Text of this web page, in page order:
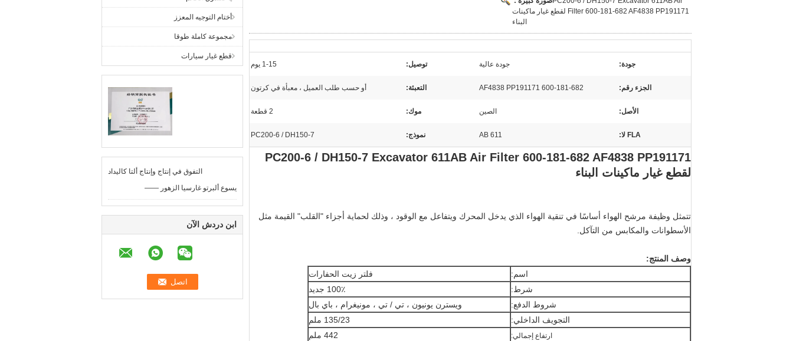
أختام التوجيه المعزز
مجموعة كاملة طوقا
قطع غيار سيارات
التفوق في إنتاج وإنتاج ألتا كاليداد
—— يسوع ألبرتو غارسيا الزهور
ابن دردش الآن
Filter 600-181-682 AF4838 PP191171 لقطع غيار ماكينات
البناء
جودة: جودة عالية توصيل: 1-15 يوم
الجزء رقم: 600-181-682 AF4838 PP191171 التعبئة: أو حسب طلب العميل ، معبأة في كرتون
الأصل: الصين موك: 2 قطعة
FLA لا: 611 AB نموذج: PC200-6 / DH150-7
PC200-6 / DH150-7 Excavator 611AB Air Filter 600-181-682 AF4838 PP191171
لقطع غيار ماكينات البناء
تتمثل وظيفة مرشح الهواء أساسًا في تنقية الهواء الذي يدخل المحرك ويتفاعل مع الوقود ، وذلك لحماية أجزاء "القلب" القيمة مثل
الأسطوانات والمكابس من التآكل.
وصف المنتج:
اسم:
فلتر زيت الحفارات
شرط:
100٪ جديد
شروط الدفع:
ويسترن يونيون ، تي / تي ، مونيغرام ، باي بال
التجويف الداخلي:
135/23 ملم
ارتفاع إجمالي:
442 ملم